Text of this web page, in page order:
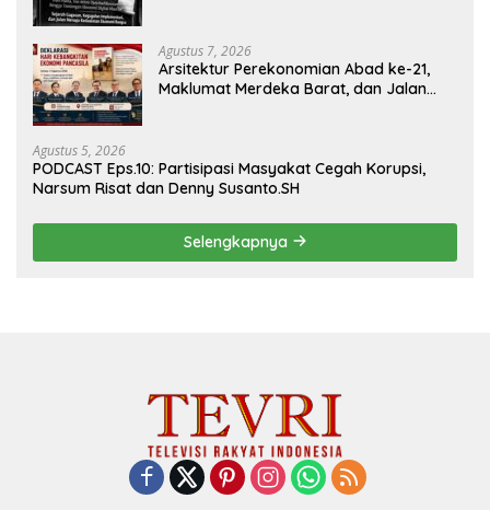
Agustus 7, 2026
Arsitektur Perekonomian Abad ke-21,
Maklumat Merdeka Barat, dan Jalan
Agustus 5, 2026
PODCAST Eps.10: Partisipasi Masyakat Cegah Korupsi,
Narsum Risat dan Denny Susanto.SH
Selengkapnya